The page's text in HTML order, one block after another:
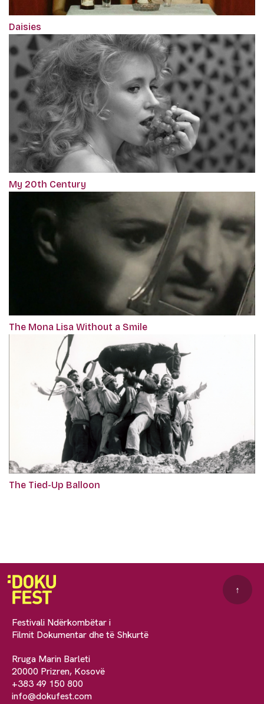
Daisies
My 20th Century
The Mona Lisa Without a Smile
The Tied-Up Balloon
Festivali Ndërkombëtar i
Filmit Dokumentar dhe të Shkurtë
Rruga Marin Barleti
20000 Prizren, Kosovë
+383 49 150 800
info@dokufest.com
↑